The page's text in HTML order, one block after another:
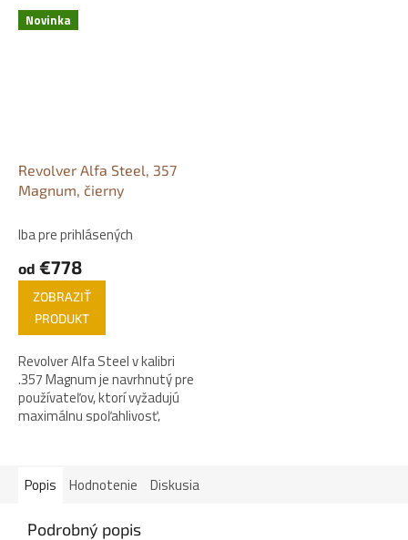
Novinka
Revolver Alfa Steel, 357
Magnum, čierny
Iba pre prihlásených
od €778
ZOBRAZIŤ
PRODUKT
Revolver Alfa Steel v kalibri
.357 Magnum je navrhnutý pre
používateľov, ktorí vyžadujú
maximálnu spoľahlivosť,
Popis Hodnotenie Diskusia
Podrobný popis